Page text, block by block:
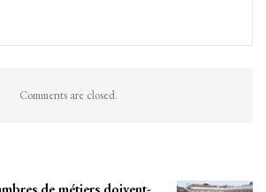
Comments are closed.